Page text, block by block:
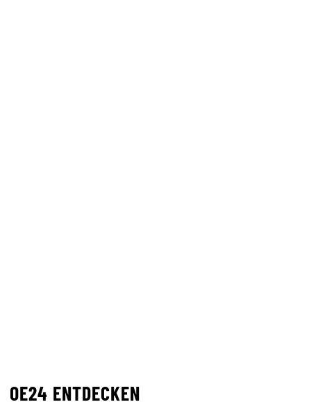
OE24 ENTDECKEN